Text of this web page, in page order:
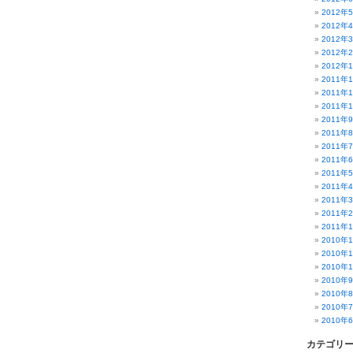
2012年5
2012年4
2012年3
2012年2
2012年1
2011年
2011年
2011年
2011年9
2011年8
2011年7
2011年6
2011年5
2011年4
2011年3
2011年2
2011年1
2010年
2010年
2010年
2010年9
2010年8
2010年7
2010年6
カテゴリー